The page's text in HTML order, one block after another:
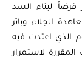
لبناء السد
الغاء معاهدة الجلاء وباثر
وهو نفس اليوم الذي اعتدت فيه
لاستمرار